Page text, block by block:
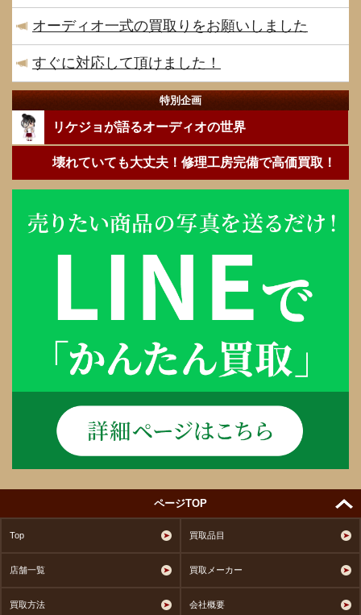
オーディオ一式の買取りをお願いしました
すぐに対応して頂けました！
特別企画
リケジョが語るオーディオの世界
壊れていても大丈夫！修理工房完備で高価買取！
ページTOP
Top 買取品目
店舗一覧 買取メーカー
買取方法 会社概要